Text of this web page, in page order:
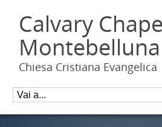
Calvary
Montebelluna
Chiesa Cristiana Evangelica